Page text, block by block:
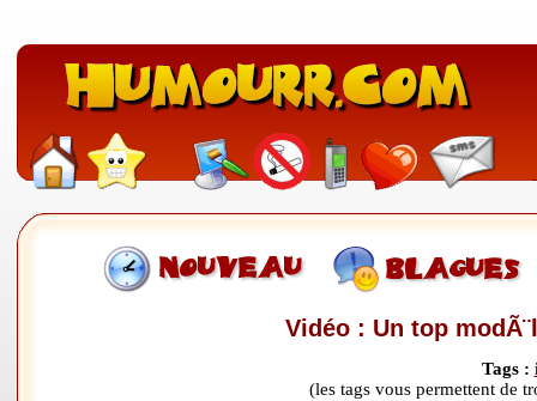
Vidéo : Un top
Tags :
(les tags vous permettent de